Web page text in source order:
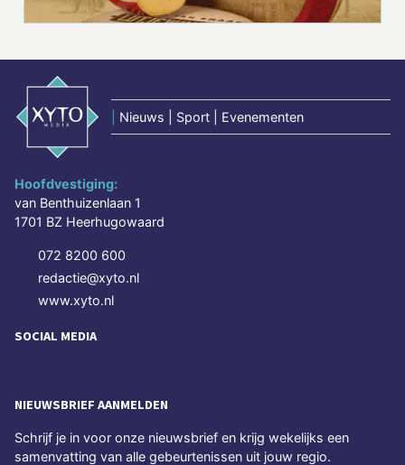
Nieuws | Sport | Evenementen
Hoofdvestiging:
van Benthuizenlaan 1
1701 BZ Heerhugowaard
072 8200 600
redactie@xyto.nl
www.xyto.nl
SOCIAL MEDIA
NIEUWSBRIEF AANMELDEN
Schrijf je in voor onze nieuwsbrief en krijg wekelijks een
samenvatting van alle gebeurtenissen uit jouw regio.